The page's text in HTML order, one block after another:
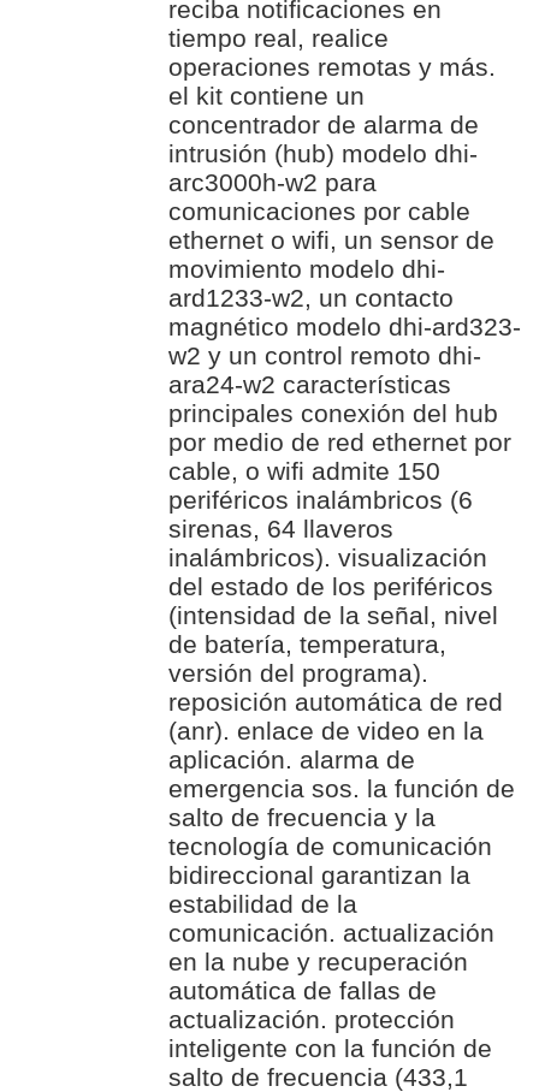
reciba notificaciones en
tiempo real, realice
operaciones remotas y más.
el kit contiene un
concentrador de alarma de
intrusión (hub) modelo dhi-
arc3000h-w2 para
comunicaciones por cable
ethernet o wifi, un sensor de
movimiento modelo dhi-
ard1233-w2, un contacto
magnético modelo dhi-ard323-
w2 y un control remoto dhi-
ara24-w2 características
principales conexión del hub
por medio de red ethernet por
cable, o wifi admite 150
periféricos inalámbricos (6
sirenas, 64 llaveros
inalámbricos). visualización
del estado de los periféricos
(intensidad de la señal, nivel
de batería, temperatura,
versión del programa).
reposición automática de red
(anr). enlace de video en la
aplicación. alarma de
emergencia sos. la función de
salto de frecuencia y la
tecnología de comunicación
bidireccional garantizan la
estabilidad de la
comunicación. actualización
en la nube y recuperación
automática de fallas de
actualización. protección
inteligente con la función de
salto de frecuencia (433,1